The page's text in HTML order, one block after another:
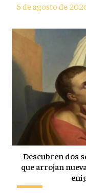
5 de agosto de
Descubren dos
que arrojan